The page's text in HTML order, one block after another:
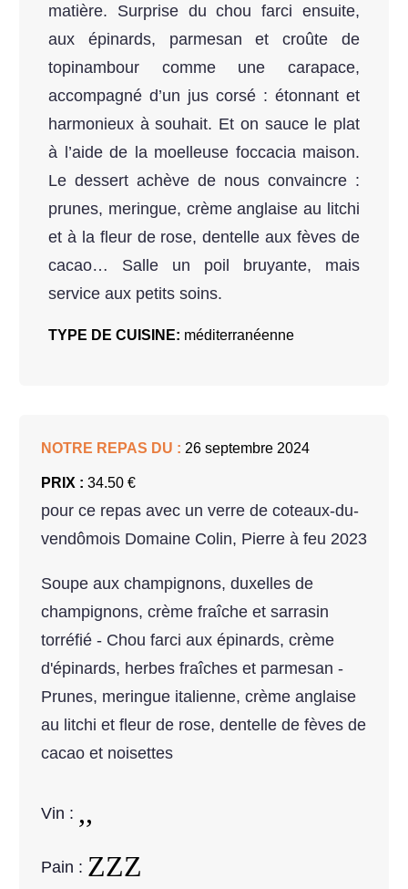
matière. Surprise du chou farci ensuite,
aux épinards, parmesan et croûte de
topinambour comme une carapace,
accompagné d’un jus corsé : étonnant et
harmonieux à souhait. Et on sauce le plat
à l’aide de la moelleuse foccacia maison.
Le dessert achève de nous convaincre :
prunes, meringue, crème anglaise au litchi
et à la fleur de rose, dentelle aux fèves de
cacao… Salle un poil bruyante, mais
service aux petits soins.
TYPE DE CUISINE: méditerranéenne
NOTRE REPAS DU : 26 septembre 2024
PRIX : 34.50 €
pour ce repas avec un verre de coteaux-du-
vendômois Domaine Colin, Pierre à feu 2023
Soupe aux champignons, duxelles de
champignons, crème fraîche et sarrasin
torréfié - Chou farci aux épinards, crème
d'épinards, herbes fraîches et parmesan -
Prunes, meringue italienne, crème anglaise
au litchi et fleur de rose, dentelle de fèves de
cacao et noisettes
Vin :
Pain :